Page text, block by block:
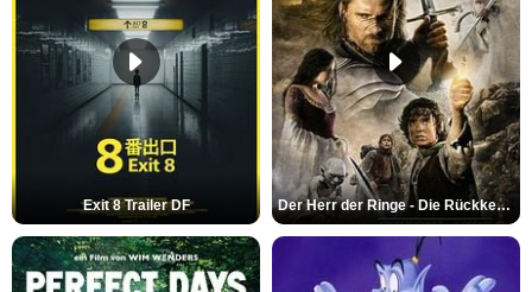
Exit 8 Trailer DF Der Herr der Ringe - Die Rückkehr des Königs Trailer OV